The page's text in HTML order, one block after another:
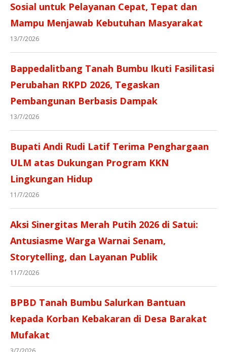
Sosial untuk Pelayanan Cepat, Tepat dan
Mampu Menjawab Kebutuhan Masyarakat
13/7/2026
Bappedalitbang Tanah Bumbu Ikuti Fasilitasi
Perubahan RKPD 2026, Tegaskan
Pembangunan Berbasis Dampak
13/7/2026
Bupati Andi Rudi Latif Terima Penghargaan
ULM atas Dukungan Program KKN
Lingkungan Hidup
11/7/2026
Aksi Sinergitas Merah Putih 2026 di Satui:
Antusiasme Warga Warnai Senam,
Storytelling, dan Layanan Publik
11/7/2026
BPBD Tanah Bumbu Salurkan Bantuan
kepada Korban Kebakaran di Desa Barakat
Mufakat